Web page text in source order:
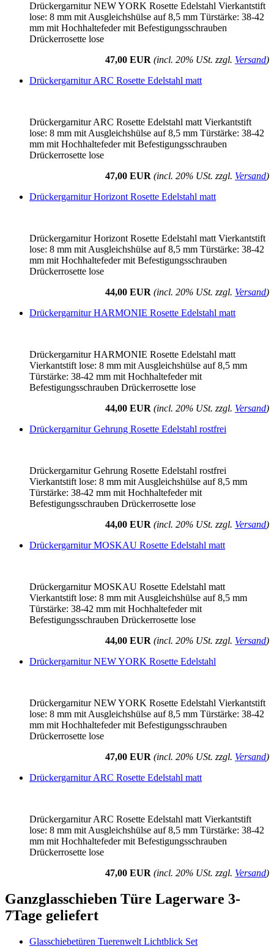
Drückergarnitur NEW YORK Rosette Edelstahl Vierkantstift
lose: 8 mm mit Ausgleichshülse auf 8,5 mm Türstärke: 38-42
mm mit Hochhaltefeder mit Befestigungsschrauben
Drückerrosette lose
47,00 EUR (incl. 20% USt. zzgl. Versand)
Drückergarnitur ARC Rosette Edelstahl matt
Drückergarnitur ARC Rosette Edelstahl matt Vierkantstift
lose: 8 mm mit Ausgleichshülse auf 8,5 mm Türstärke: 38-42
mm mit Hochhaltefeder mit Befestigungsschrauben
Drückerrosette lose
47,00 EUR (incl. 20% USt. zzgl. Versand)
Drückergarnitur Horizont Rosette Edelstahl matt
Drückergarnitur Horizont Rosette Edelstahl matt Vierkantstift
lose: 8 mm mit Ausgleichshülse auf 8,5 mm Türstärke: 38-42
mm mit Hochhaltefeder mit Befestigungsschrauben
Drückerrosette lose
44,00 EUR (incl. 20% USt. zzgl. Versand)
Drückergarnitur HARMONIE Rosette Edelstahl matt
Drückergarnitur HARMONIE Rosette Edelstahl matt
Vierkantstift lose: 8 mm mit Ausgleichshülse auf 8,5 mm
Türstärke: 38-42 mm mit Hochhaltefeder mit
Befestigungsschrauben Drückerrosette lose
44,00 EUR (incl. 20% USt. zzgl. Versand)
Drückergarnitur Gehrung Rosette Edelstahl rostfrei
Drückergarnitur Gehrung Rosette Edelstahl rostfrei
Vierkantstift lose: 8 mm mit Ausgleichshülse auf 8,5 mm
Türstärke: 38-42 mm mit Hochhaltefeder mit
Befestigungsschrauben Drückerrosette lose
44,00 EUR (incl. 20% USt. zzgl. Versand)
Drückergarnitur MOSKAU Rosette Edelstahl matt
Drückergarnitur MOSKAU Rosette Edelstahl matt
Vierkantstift lose: 8 mm mit Ausgleichshülse auf 8,5 mm
Türstärke: 38-42 mm mit Hochhaltefeder mit
Befestigungsschrauben Drückerrosette lose
44,00 EUR (incl. 20% USt. zzgl. Versand)
Drückergarnitur NEW YORK Rosette Edelstahl
Drückergarnitur NEW YORK Rosette Edelstahl Vierkantstift
lose: 8 mm mit Ausgleichshülse auf 8,5 mm Türstärke: 38-42
mm mit Hochhaltefeder mit Befestigungsschrauben
Drückerrosette lose
47,00 EUR (incl. 20% USt. zzgl. Versand)
Drückergarnitur ARC Rosette Edelstahl matt
Drückergarnitur ARC Rosette Edelstahl matt Vierkantstift
lose: 8 mm mit Ausgleichshülse auf 8,5 mm Türstärke: 38-42
mm mit Hochhaltefeder mit Befestigungsschrauben
Drückerrosette lose
47,00 EUR (incl. 20% USt. zzgl. Versand)
Ganzglasschieben Türe Lagerware 3-
7Tage geliefert
Glasschiebetüren Tuerenwelt Lichtblick Set